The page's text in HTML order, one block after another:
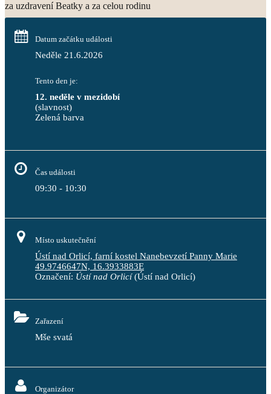
za uzdravení Beatky a za celou rodinu
Datum začátku události
Neděle 21.6.2026
Tento den je:
12. neděle v mezidobí
(slavnost)
Zelená barva
Čas události
09:30 - 10:30
Místo uskutečnění
Ústí nad Orlicí, farní kostel Nanebevzetí Panny Marie
49.9746647N, 16.3933883E
Označení: Ústí nad Orlicí(Ústí nad Orlicí)
Zařazení
Mše svatá
Organizátor